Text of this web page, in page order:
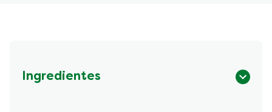
Ingredientes